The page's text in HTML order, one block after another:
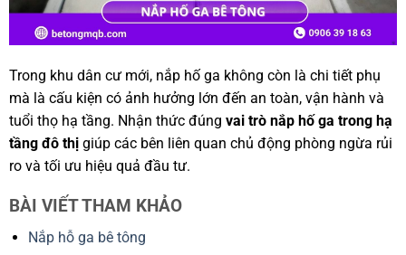
Trong khu dân cư mới, nắp hố ga không còn là chi tiết phụ
mà là cấu kiện có ảnh hưởng lớn đến an toàn, vận hành và
tuổi thọ hạ tầng. Nhận thức đúng vai trò nắp hố ga trong hạ
tầng đô thịgiúp các bên liên quan chủ động phòng ngừa rủi
ro và tối ưu hiệu quả đầu tư.
BÀI VIẾT THAM KHẢO
Nắp hỗ ga bê tông